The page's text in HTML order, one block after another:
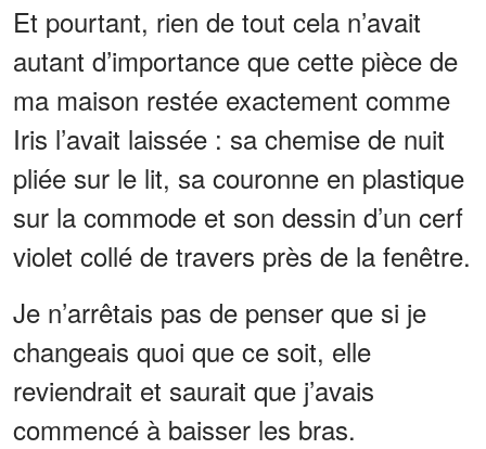
Et pourtant, rien de tout cela n’avait
autant d’importance que cette pièce de
ma maison restée exactement comme
Iris l’avait laissée : sa chemise de nuit
pliée sur le lit, sa couronne en plastique
sur la commode et son dessin d’un cerf
violet collé de travers près de la fenêtre.
Je n’arrêtais pas de penser que si je
changeais quoi que ce soit, elle
reviendrait et saurait que j’avais
commencé à baisser les bras.